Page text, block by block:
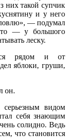
них такой супчик
и у него
ловлю», — подумал
— у большого
леску.
рядом и от
яблоки, груши,
он.
видом
себя знающим
солидно. Ведь
что становится